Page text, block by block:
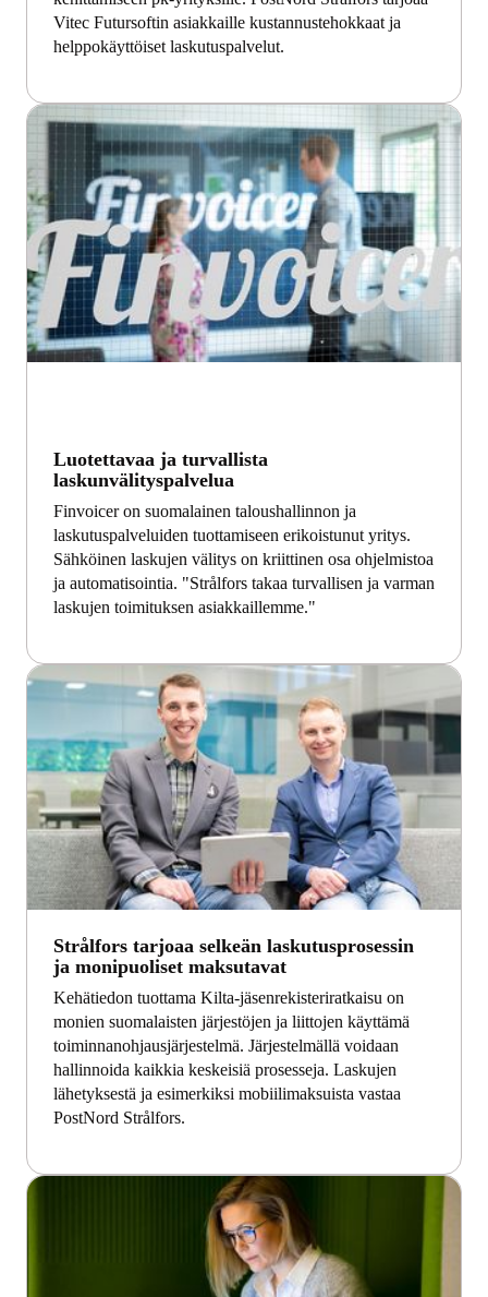
Vitec Futursoftin asiakkaille kustannustehokkaat ja
helppokäyttöiset laskutuspalvelut.
Luotettavaa ja turvallista
laskunvälityspalvelua
Finvoicer on suomalainen taloushallinnon ja
laskutuspalveluiden tuottamiseen erikoistunut yritys.
Sähköinen laskujen välitys on kriittinen osa ohjelmistoa
ja automatisointia. "Strålfors takaa turvallisen ja varman
laskujen toimituksen asiakkaillemme."
Strålfors tarjoaa selkeän laskutusprosessin
ja monipuoliset maksutavat
Kehätiedon tuottama Kilta-jäsenrekisteriratkaisu on
monien suomalaisten järjestöjen ja liittojen käyttämä
toiminnanohjausjärjestelmä. Järjestelmällä voidaan
hallinnoida kaikkia keskeisiä prosesseja. Laskujen
lähetyksestä ja esimerkiksi mobiilimaksuista vastaa
PostNord Strålfors.